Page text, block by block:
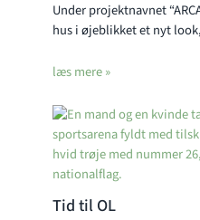
Under projektnavnet
hus i øjeblikket et nyt
læs mere »
Tid til OL